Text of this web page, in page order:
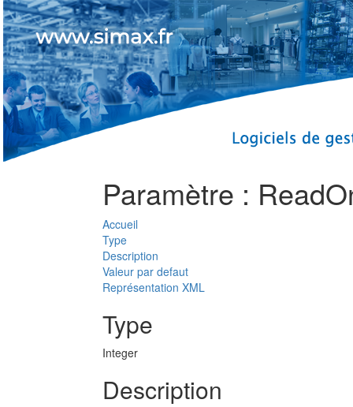
Paramètre :
Accueil
Type
Description
Valeur par defaut
Représentation XML
Type
Integer
Description